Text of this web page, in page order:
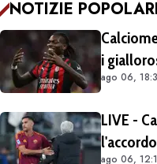
NOTIZIE POPOLARI
i
ago 06,
LIVE -
ago 06,